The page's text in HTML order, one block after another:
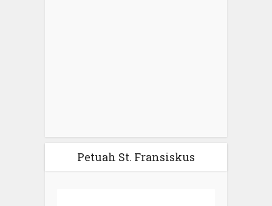
Petuah St. Fransiskus